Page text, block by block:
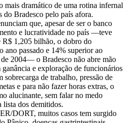
mais dramático de uma rotina infernal
do Bradesco pelo país afora.
que, apesar de ser o banco
e lucratividade no país —teve
1,205 bilhão, o dobro do
ano passado e 14% superior ao
de 2004— o Bradesco não abre mão
ganância e exploração de funcionários
sobrecarga de trabalho, pressão de
e para não fazer horas extras, o
alucinante, sem falar no medo
lista dos demitidos.
DORT, muitos casos tem surgido